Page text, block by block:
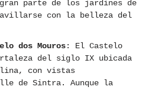
parte de los jardines de
con la belleza del
dos Mouros: El Castelo
del siglo IX ubicada
con vistas
de Sintra. Aunque la